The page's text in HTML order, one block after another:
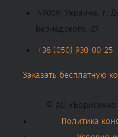
49009, Украина, г.
Вернадского, 27
+38 (050) 930-00-25
Заказать бесплатную
© АО «Борисенко
Политика